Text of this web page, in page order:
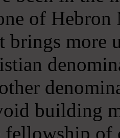
of
brings more
building
of